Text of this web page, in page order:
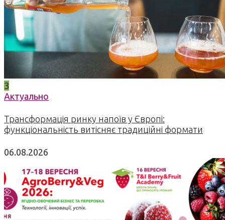
3
Актуально
Трансформація ринку напоїв у Європі:
функціональність витісняє традиційні формати
06.08.2026